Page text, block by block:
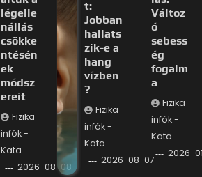
légelle
nállás
csökke
ntésén
ek
módsz
ereit
Fizika
infók -
Kata
2026-08-08
t:
Jobban
hallats
zik-e a
hang
vízben
?
Fizika
infók -
Kata
2026-08-07
Változ
ó
sebess
ég
fogalm
a
Fizika
infók -
Kata
2026-